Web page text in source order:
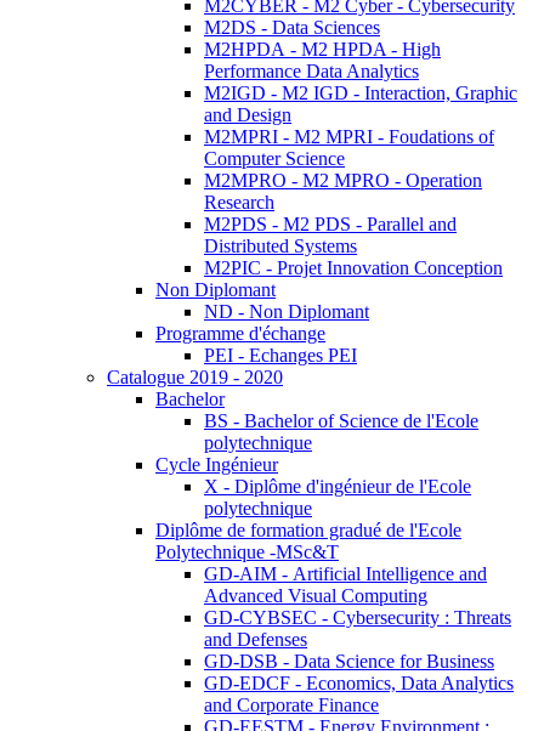
M2CYBER - M2 Cyber - Cybersecurity
M2DS - Data Sciences
M2HPDA - M2 HPDA - High
Performance Data Analytics
M2IGD - M2 IGD - Interaction, Graphic
and Design
M2MPRI - M2 MPRI - Foudations of
Computer Science
M2MPRO - M2 MPRO - Operation
Research
M2PDS - M2 PDS - Parallel and
Distributed Systems
M2PIC - Projet Innovation Conception
Non Diplomant
ND - Non Diplomant
Programme d'échange
PEI - Echanges PEI
Catalogue 2019 - 2020
Bachelor
BS - Bachelor of Science de l'Ecole
polytechnique
Cycle Ingénieur
X - Diplôme d'ingénieur de l'Ecole
polytechnique
Diplôme de formation gradué de l'Ecole
Polytechnique -MSc&T
GD-AIM - Artificial Intelligence and
Advanced Visual Computing
GD-CYBSEC - Cybersecurity : Threats
and Defenses
GD-DSB - Data Science for Business
GD-EDCF - Economics, Data Analytics
and Corporate Finance
GD-EESTM - Energy Environment :